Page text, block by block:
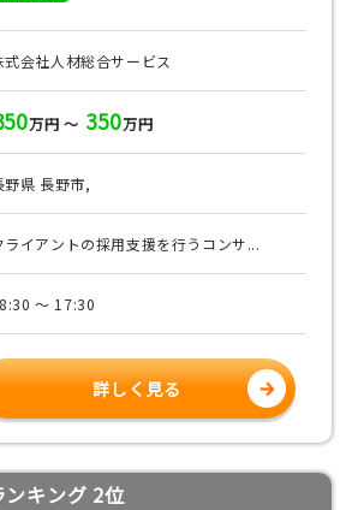
式会社人材総合サービス
万円 ～ 350万円
野県 長野市,
ライアントの採用支援を行うコンサ...
～ 17:30
詳しく見る
ンキング 2位